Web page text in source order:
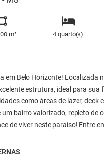
m² 4 quarto(s)
em Belo Horizonte! Localizada
estrutura, ideal para
como áreas de lazer,
bairro valorizado, repleto de
de viver neste paraíso! Entre